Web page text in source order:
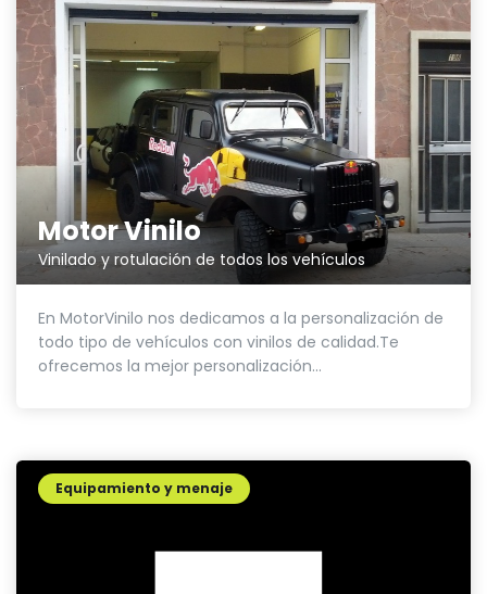
Motor Vinilo
Vinilado y rotulación de todos los vehículos
En MotorVinilo nos dedicamos a la personalización de
todo tipo de vehículos con vinilos de calidad.Te
ofrecemos la mejor personalización...
Equipamiento y menaje